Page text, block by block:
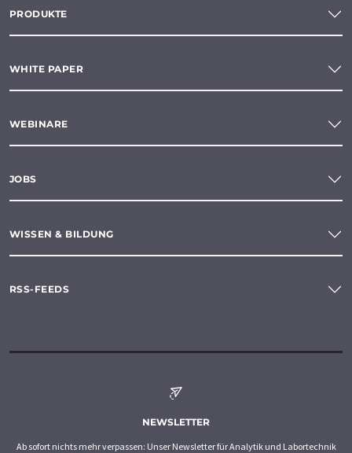
PRODUKTE
WHITE PAPER
WEBINARE
JOBS
WISSEN & BILDUNG
RSS-FEEDS
NEWSLETTER
Ab sofort nichts mehr verpassen: Unser Newsletter für Analytik und Labortechnik